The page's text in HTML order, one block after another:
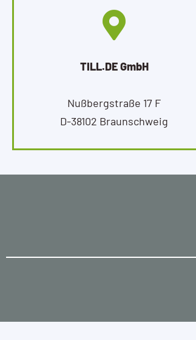
TILL.DE GmbH
Nußbergstraße 17 F
D-38102 Braunschweig